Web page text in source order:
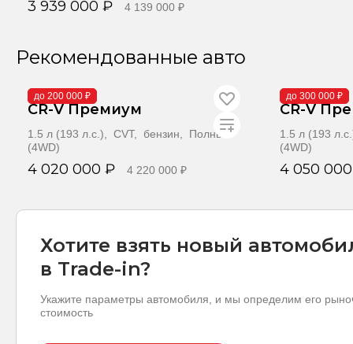
3 939 000 ₽ 4 139 000 ₽
Рекомендованные авто
до 200 000 ₽
В поставке
CR-V Премиум
1.5 л (193 л.с.), CVT, бензин, Полный
(4WD)
4 020 000 ₽ 4 220 000 ₽
до 300 000 ₽
В наличии
CR-V
1.5 л (193
(4WD)
4 050
Хотите взять новый
в Trade-in?
Укажите параметры автомобиля, и мы определим его
стоимость